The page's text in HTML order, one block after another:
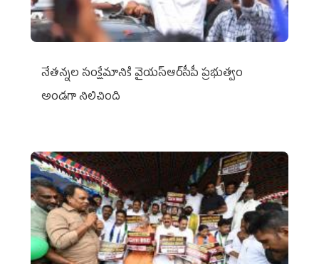
నేతన్నల సంక్షేమానికి వైయ‌స్ఆర్‌సీపీ ప్రభుత్వం
అండగా నిలిచింది